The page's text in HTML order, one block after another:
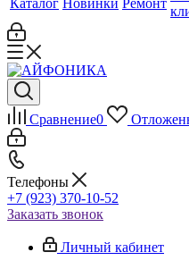
Каталог Новинки Ремонт
Сравнение0
Телефоны
+7 (923) 370-10-52
Заказать звонок
Личный кабинет